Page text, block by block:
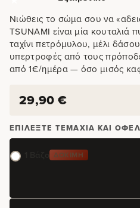
Νιώθεις το σώμα σου να
TSUNAMI είναι μία
ταχίνι πετρόμυλου, μέλι
υπερτροφές από τους
από 1€/ημέρα — όσο μισός
29,90 €
ΕΠΙΛΈΞΤΕ ΤΕΜΆΧΙΑ ΚΑΙ
ΔΟΚΙΜΉ